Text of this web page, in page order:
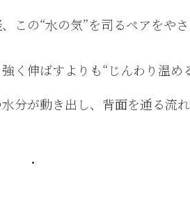
この“水の気”を司るペアをや
く伸ばすよりも“じんわり温め
分が動き出し、背面を通る流
・